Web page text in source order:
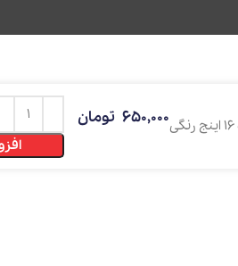
650,000 تومان
افزودن به سبد